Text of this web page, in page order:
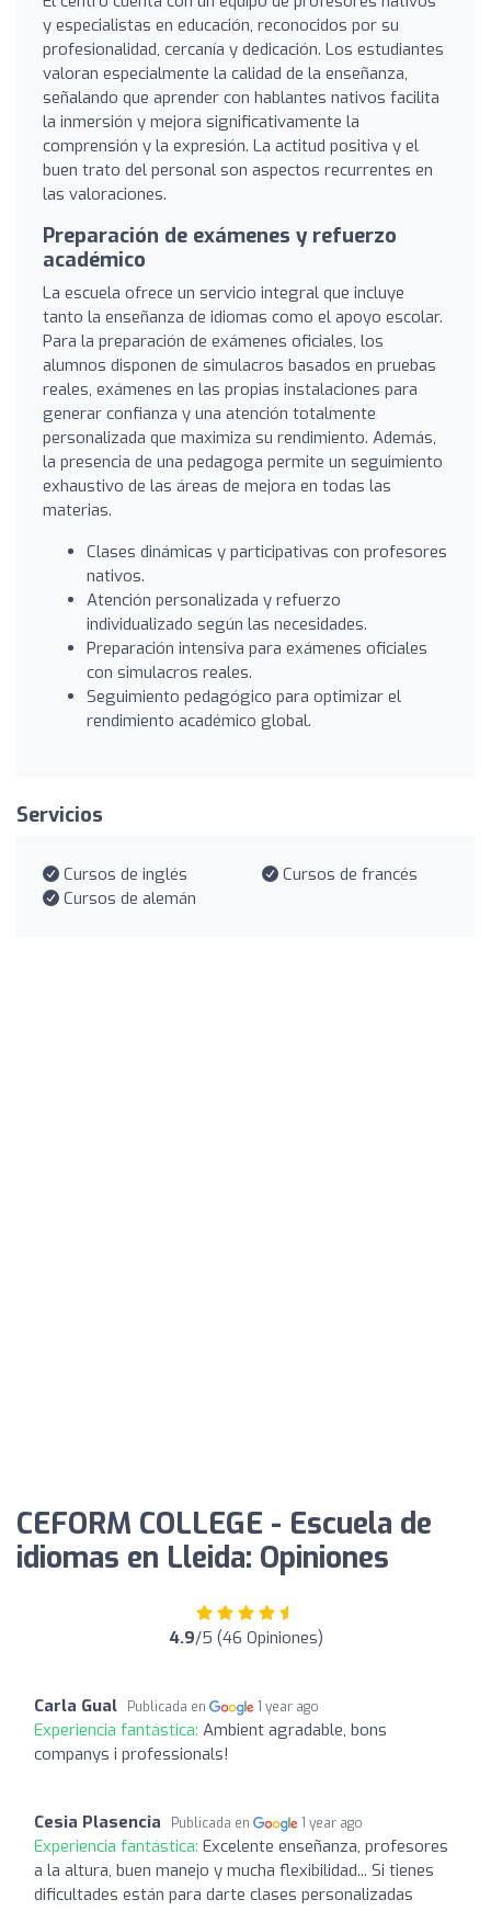
y especialistas en educación, reconocidos por su
profesionalidad, cercanía y dedicación. Los estudiantes
valoran especialmente la calidad de la enseñanza,
señalando que aprender con hablantes nativos facilita
la inmersión y mejora significativamente la
comprensión y la expresión. La actitud positiva y el
buen trato del personal son aspectos recurrentes en
las valoraciones.
Preparación de exámenes y refuerzo
académico
La escuela ofrece un servicio integral que incluye
tanto la enseñanza de idiomas como el apoyo escolar.
Para la preparación de exámenes oficiales, los
alumnos disponen de simulacros basados en pruebas
reales, exámenes en las propias instalaciones para
generar confianza y una atención totalmente
personalizada que maximiza su rendimiento. Además,
la presencia de una pedagoga permite un seguimiento
exhaustivo de las áreas de mejora en todas las
materias.
Clases dinámicas y participativas con profesores
nativos.
Atención personalizada y refuerzo
individualizado según las necesidades.
Preparación intensiva para exámenes oficiales
con simulacros reales.
Seguimiento pedagógico para optimizar el
rendimiento académico global.
Servicios
Cursos de inglés
Cursos de francés
Cursos de alemán
CEFORM COLLEGE - Escuela de
idiomas en Lleida: Opiniones
4.9/5 (46 Opiniones)
Carla Gual Publicada en 1 year ago
Experiencia fantástica: Ambient agradable, bons
companys i professionals!
Cesia Plasencia Publicada en 1 year ago
Experiencia fantástica: Excelente enseñanza, profesores
a la altura, buen manejo y mucha flexibilidad... Si tienes
dificultades están para darte clases personalizadas